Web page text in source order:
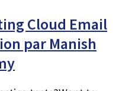
Cloud Email
par Manish